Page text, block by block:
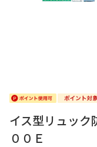
イス型リュッ
００Ｅ